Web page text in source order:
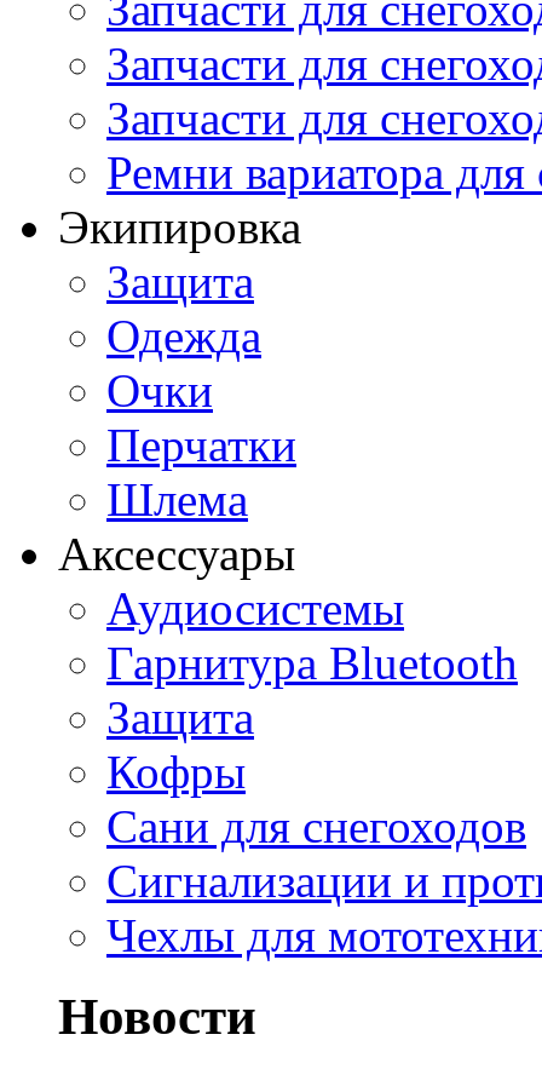
Запчасти для
Запчасти для
Ремни вариатора для
Экипировка
Защита
Одежда
Очки
Перчатки
Шлема
Аксессуары
Аудиосистемы
Гарнитура Bluetooth
Защита
Кофры
Сани для снегоходов
Сигнализации и
Чехлы для
Новости